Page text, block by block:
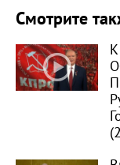
Смотрите